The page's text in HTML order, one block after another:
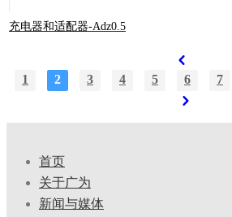
充电器和适配器-Adz0.5
1 2 3 4 5 6 7
首页
关于广为
新闻与媒体